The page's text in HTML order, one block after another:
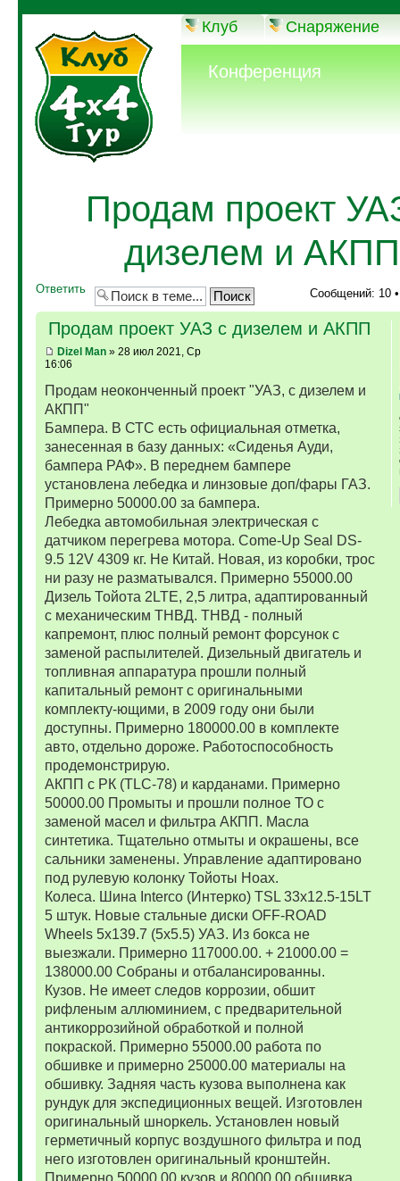
Клуб Снаряжение
Конференция
Продам проект
дизелем и АКПП
Ответить Сообщений: 10
Продам проект УАЗ с дизелем и АКПП
Dizel Man» 28 июл 2021, Ср
16:06
Продам неоконченный проект "УАЗ, с дизелем и
АКПП"
Бампера. В СТС есть официальная отметка,
занесенная в базу данных: «Сиденья Ауди,
бампера РАФ». В переднем бампере
установлена лебедка и линзовые доп/фары ГАЗ.
Примерно 50000.00 за бампера.
Лебедка автомобильная электрическая с
датчиком перегрева мотора. Come-Up Seal DS-
9.5 12V 4309 кг. Не Китай. Новая, из коробки, трос
ни разу не разматывался. Примерно 55000.00
Дизель Тойота 2LTE, 2,5 литра, адаптированный
с механическим ТНВД. ТНВД - полный
капремонт, плюс полный ремонт форсунок с
заменой распылителей. Дизельный двигатель и
топливная аппаратура прошли полный
капитальный ремонт с оригинальными
комплекту-ющими, в 2009 году они были
доступны. Примерно 180000.00 в комплекте
авто, отдельно дороже. Работоспособность
продемонстрирую.
АКПП с РК (TLC-78) и карданами. Примерно
50000.00 Промыты и прошли полное ТО с
заменой масел и фильтра АКПП. Масла
синтетика. Тщательно отмыты и окрашены, все
сальники заменены. Управление адаптировано
под рулевую колонку Тойоты Ноах.
Колеса. Шина Interco (Интерко) TSL 33x12.5-15LT
5 штук. Новые стальные диски OFF-ROAD
Wheels 5x139.7 (5x5.5) УАЗ. Из бокса не
выезжали. Примерно 117000.00. + 21000.00 =
138000.00 Собраны и отбалансированны.
Кузов. Не имеет следов коррозии, обшит
рифленым аллюминием, с предварительной
антикоррозийной обработкой и полной
покраской. Примерно 55000.00 работа по
обшивке и примерно 25000.00 материалы на
обшивку. Задняя часть кузова выполнена как
рундук для экспедиционных вещей. Изготовлен
оригинальный шноркель. Установлен новый
герметичный корпус воздушного фильтра и под
него изготовлен оригинальный кронштейн.